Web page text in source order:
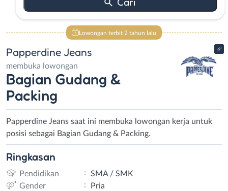
Lowongan terbit 2 tahun lalu
Papperdine Jeans
membuka lowongan
Bagian Gudang &
Packing
Papperdine Jeans saat ini membuka lowongan kerja untuk
posisi sebagai Bagian Gudang & Packing.
Ringkasan
Pendidikan :
SMA / SMK
Gender
:
Pria